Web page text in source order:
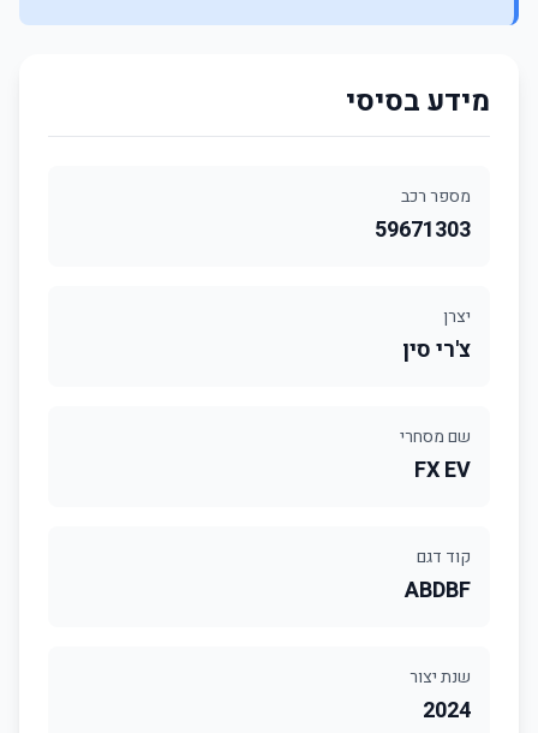
מידע בסיסי
מספר רכב
59671303
יצרן
צ'רי סין
שם מסחרי
FX EV
קוד דגם
ABDBF
שנת יצור
2024